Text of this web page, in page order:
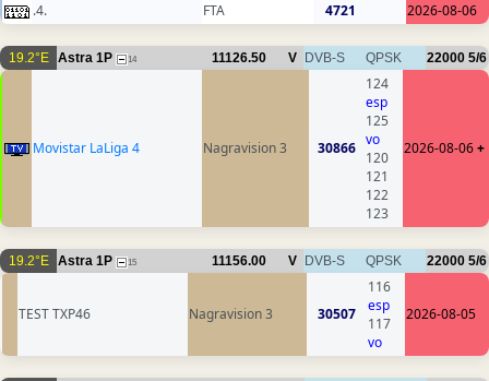
.4. FTA 4721 2026-08-06
19.2°E Astra 1P 14 11126.50 V DVB-S QPSK 22000 5/6
Movistar LaLiga 4 Nagravision 3 30866
124
esp
125
vo
120
121
122
123
2026-08-06+
19.2°E Astra 1P 15 11156.00 V DVB-S QPSK 22000 5/6
TEST TXP46 Nagravision 3 30507
116
esp
117
vo
2026-08-05